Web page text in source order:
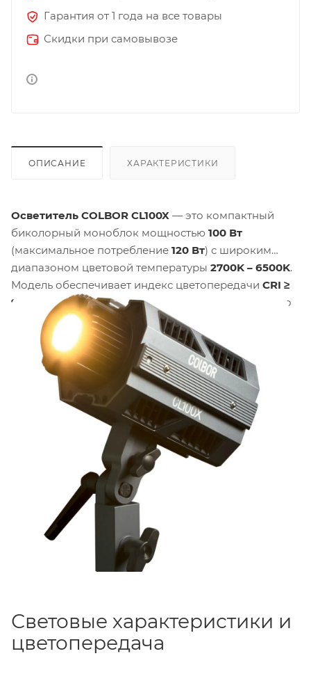
Гарантия от 1 года на все товары
Скидки при самовывозе
ОПИСАНИЕ ХАРАКТЕРИСТИКИ
Осветитель COLBOR CL100X — это компактный
биколорный моноблок мощностью 100 Вт
(максимальное потребление 120 Вт) с широким
диапазоном цветовой температуры 2700K – 6500K.
Модель обеспечивает индекс цветопередачи CRI ≥
97
TLCI ≥ 98. Корпус изготовлен из авиационного
алюминия и ABS-пластика, вес осветителя
составляет
800 г. Угол рассеивания без насадок —
, с гипер-рефлектором — .
Световые характеристики и
цветопередача